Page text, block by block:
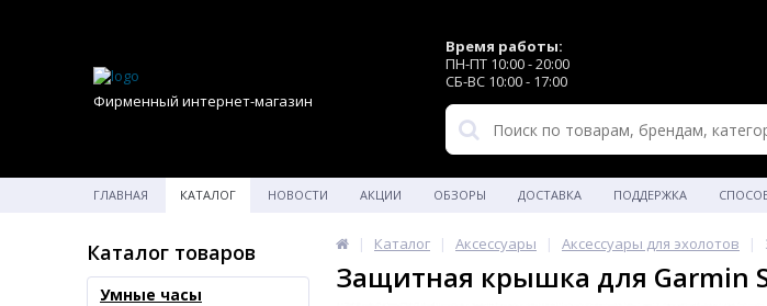
Фирменный интернет-магазин
Время работы:
ПН-ПТ 10:00 - 20:00
СБ-ВС 10:00 - 17:00
ГЛАВНАЯ КАТАЛОГ НОВОСТИ АКЦИИ ОБЗОРЫ ДОСТАВКА ПОДДЕРЖКА
Каталог товаров
Умные часы
Каталог Аксессуары Аксессуары для эхолотов
Защитная крышка для Garmin